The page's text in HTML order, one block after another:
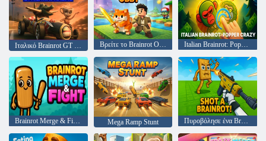
Βρείτε το Brainrot Obby Italian Brainrot: Popper Crazy
Brainrot Merge & Fight Mega Ramp Stunt Πυροβόλησε ένα Brainrot!